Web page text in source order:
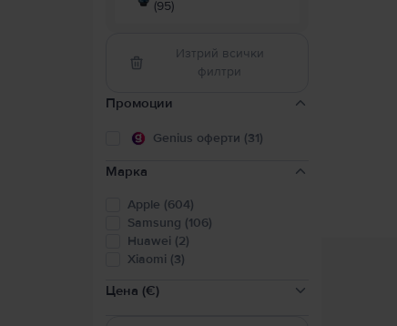
(95)
Изтрий всички
филтри
Промоции
Genius оферти (31)
Марка
Apple (604)
Samsung (106)
Huawei (2)
Xiaomi (3)
Цена (€)